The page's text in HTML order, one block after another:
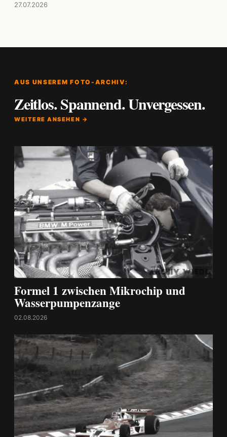
27.07.2026
AUS UNSEREM FOTO-ARCHIV:
Zeitlos. Spannend. Unvergessen.
WEITERE ANSEHEN →
Formel 1 zwischen Mikrochip und
Wasserpumpenzange
02.08.2026